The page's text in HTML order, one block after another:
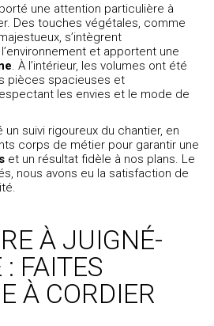
une attention particulière à
Des touches végétales, comme
s’intègrent
et apportent une
. À l’intérieur, les volumes ont été
pièces spacieuses et
les envies et le mode de
un suivi rigoureux du chantier, en
corps de métier pour garantir une
et un résultat fidèle à nos plans. Le
nous avons eu la satisfaction de
À JUIGNÉ-
FAITES
À CORDIER